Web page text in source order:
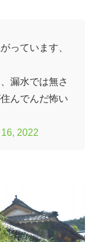
っています、
漏水では無さ
んでんだ怖い
2022